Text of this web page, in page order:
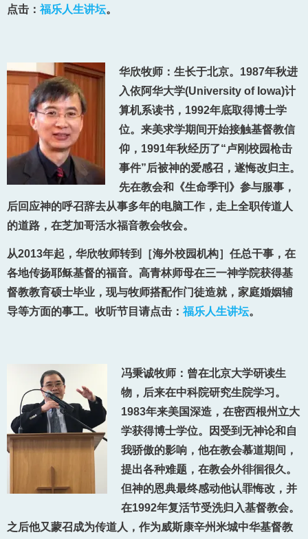
点击： 福乐人生讲坛。
华欣牧师：生长于北京。1987年秋进
入依阿华大学(University of Iowa)计
算机系读书，1992年底取得博士学
位。来美求学期间开始接触基督教信
仰，1991年秋经历了“卢刚校园枪击
事件”后被神的爱感召，遂悔改归主。
先在教会和《生命季刊》参与服事，
后回应神的呼召辞去从事多年的电脑工作，走上全职传道人
的道路，在芝加哥活水福音教会牧会。
从2013年起，华欣牧师转到［海外校园机构］任总干事，在
各地传扬耶稣基督的福音。高青林师母在三一神学院获得基
督教教育硕士毕业，现与牧师搭配作门徒造就，家庭婚姻辅
导等方面的事工。收听节目请点击： 福乐人生讲坛。
冯秉诚牧师：曾在北京大学研读生
物，后来在中科院研究生院学习。
1983年来美国深造，在密西根州立大
学获得博士学位。因受到无神论和自
我骄傲的影响，他在教会慕道期间，
提出各种难题，在教会外徘徊很久。
但神的恩典最终感动他认罪悔改，并
在1992年复活节受洗归入基督教会。
之后他又蒙召成为传道人，作为威斯康辛州米城中华基督教